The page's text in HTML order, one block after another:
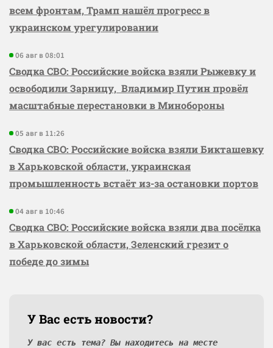
всем фронтам, Трамп нашёл прогресс в
украинском урегулировании
06 авг в 08:01
Сводка СВО: Российские войска взяли Рыжевку и
освободили Зарницу, Владимир Путин провёл
масштабные перестановки в Минобороны
05 авг в 11:26
Сводка СВО: Российские войска взяли Бикташевку
в Харьковской области, украинская
промышленность встаёт из-за остановки портов
04 авг в 10:46
Сводка СВО: Российские войска взяли два посёлка
в Харьковской области, Зеленский грезит о
победе до зимы
У Вас есть новости?
У вас есть тема? Вы находитесь на месте